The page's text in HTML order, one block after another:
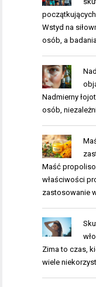
początkujących
Wstyd na
osób, a
Nadmierny
osób,
Maść
właściwości
zastosowanie
Zima to czas,
wiele